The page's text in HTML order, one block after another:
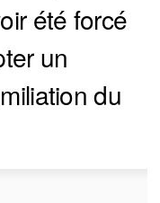
été forcé
un
du